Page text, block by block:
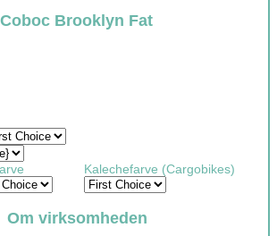
Coboc Brooklyn Fat
Kalechefarve (Cargobikes)
Om virksomheden